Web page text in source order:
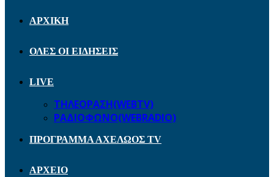
ΑΡΧΙΚΗ
ΟΛΕΣ ΟΙ ΕΙΔΗΣΕΙΣ
LIVE
ΤΗΛΕΟΡΑΣΗ(WEBTV)
ΡΑΔΙΟΦΩΝΟ(WEBRADIO)
ΠΡΟΓΡΑΜΜΑ ΑΧΕΛΩΟΣ TV
ΑΡΧΕΙΟ